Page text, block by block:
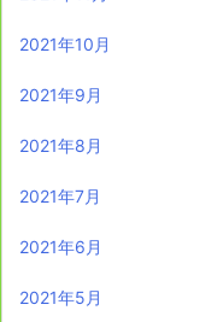
2021年10月
2021年9月
2021年8月
2021年7月
2021年6月
2021年5月